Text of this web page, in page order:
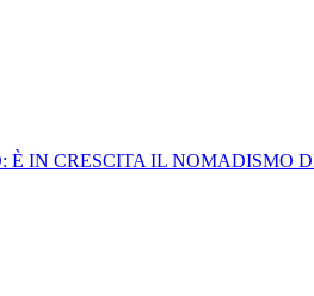
È IN CRESCITA IL NOMADISMO